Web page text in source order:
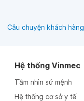
Câu chuyện khách hàng
Hệ thống Vinmec
Tầm nhìn sứ mệnh
Hệ thống cơ sở y tế